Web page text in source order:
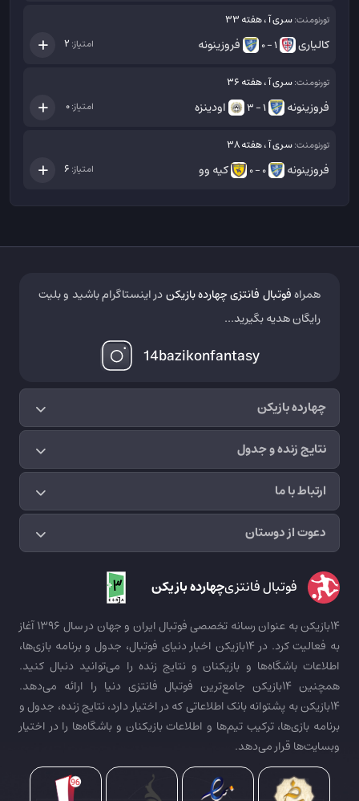
تورنومنت:سری آ ، هفته 33
کالیاری 1 - 0 فروزینونه امتیاز: 2
تورنومنت:سری آ ، هفته 36
فروزینونه 1 - 3 اودینزه امتیاز:0
تورنومنت:سری آ ، هفته 38
فروزینونه 0 - 0 کیه وو امتیاز: 6
چهارده بازیکن
نتایج زنده و جدول
ارتباط با ما
دعوت از دوستان
همراهفوتبال فانتزی چهارده بازیکندر اینستاگرام باشید و بلیت
رایگان هدیه بگیرید...
14bazikonfantasy
فوتبال فانتزیچهارده بازیکن
14بازیکن به عنوان رسانه تخصصی فوتبال ایران و جهان در سال 1396 آغاز
به فعالیت کرد. در 14بازیکن اخبار دنیای فوتبال، جدول و برنامه بازی‌ها،
اطلاعات باشگاه‌ها و بازیکنان و نتایج زنده را می‌توانید دنبال کنید.
همچنین 14بازیکن جامع‌ترین فوتبال فانتزی دنیا را ارائه می‌دهد.
14بازیکن به پشتوانه بانک اطلاعاتی که در اختیار دارد، نتایج زنده، جدول و
برنامه بازی‌ها، ترکیب تیم‌ها و اطلاعات بازیکنان و باشگاه‌ها را در اختیار
وبسایت‌ها قرار می‌دهد.